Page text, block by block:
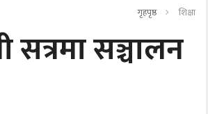
गृहपृष्ठ शिक्षा
सत्रमा सञ्चालन